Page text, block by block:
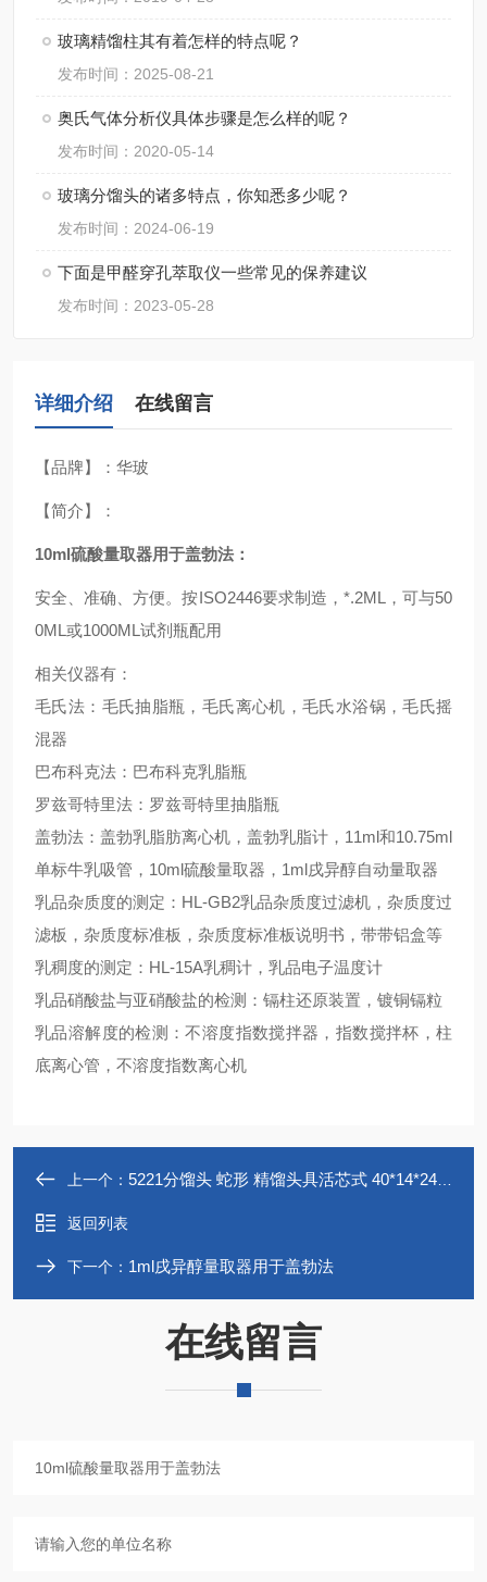
玻璃精馏柱其有着怎样的特点呢？
发布时间：2025-08-21
奥氏气体分析仪具体步骤是怎么样的呢？
发布时间：2020-05-14
玻璃分馏头的诸多特点，你知悉多少呢？
发布时间：2024-06-19
下面是甲醛穿孔萃取仪一些常见的保养建议
发布时间：2023-05-28
详细介绍 在线留言
【品牌】：华玻
【简介】：
10ml硫酸量取器用于盖勃法 ：
安全、准确、方便。按ISO2446要求制造，*.2ML，可与50
0ML或1000ML试剂瓶配用
相关仪器有：
毛氏法：毛氏抽脂瓶，毛氏离心机，毛氏水浴锅，毛氏摇
混器
巴布科克法：巴布科克乳脂瓶
罗兹哥特里法：罗兹哥特里抽脂瓶
盖勃法：盖勃乳脂肪离心机，盖勃乳脂计，11ml和10.75ml
单标牛乳吸管，10ml硫酸量取器，1ml戌异醇自动量取器
乳品杂质度的测定：HL-GB2乳品杂质度过滤机，杂质度过
滤板，杂质度标准板，杂质度标准板说明书，带带铝盒等
乳稠度的测定：HL-15A乳稠计，乳品电子温度计
乳品硝酸盐与亚硝酸盐的检测：镉柱还原装置，镀铜镉粒
乳品溶解度的检测：不溶度指数搅拌器，指数搅拌杯，柱
底离心管，不溶度指数离心机
上一个： 5221分馏头 蛇形 精馏头具活芯式 40*14*24*24 玻璃活塞
返回列表
下一个： 1ml戌异醇量取器用于盖勃法
在线留言